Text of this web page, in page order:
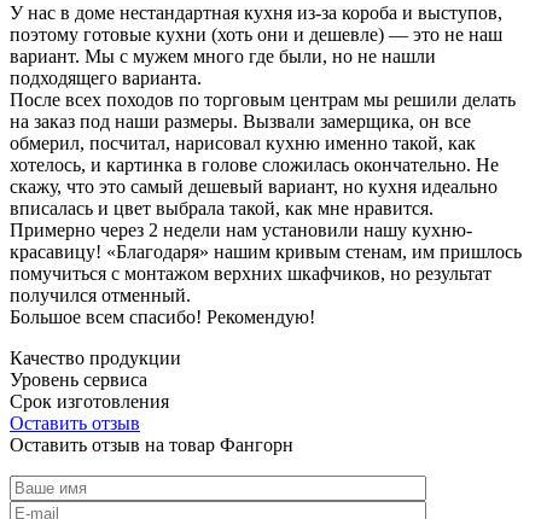
У нас в доме нестандартная кухня из-за короба и выступов,
поэтому готовые кухни (хоть они и дешевле) — это не наш
вариант. Мы с мужем много где были, но не нашли
подходящего варианта.
После всех походов по торговым центрам мы решили делать
на заказ под наши размеры. Вызвали замерщика, он все
обмерил, посчитал, нарисовал кухню именно такой, как
хотелось, и картинка в голове сложилась окончательно. Не
скажу, что это самый дешевый вариант, но кухня идеально
вписалась и цвет выбрала такой, как мне нравится.
Примерно через 2 недели нам установили нашу кухню-
красавицу! «Благодаря» нашим кривым стенам, им пришлось
помучиться с монтажом верхних шкафчиков, но результат
получился отменный.
Большое всем спасибо! Рекомендую!
Качество продукции
Уровень сервиса
Срок изготовления
Оставить отзыв
Оставить отзыв на товар Фангорн